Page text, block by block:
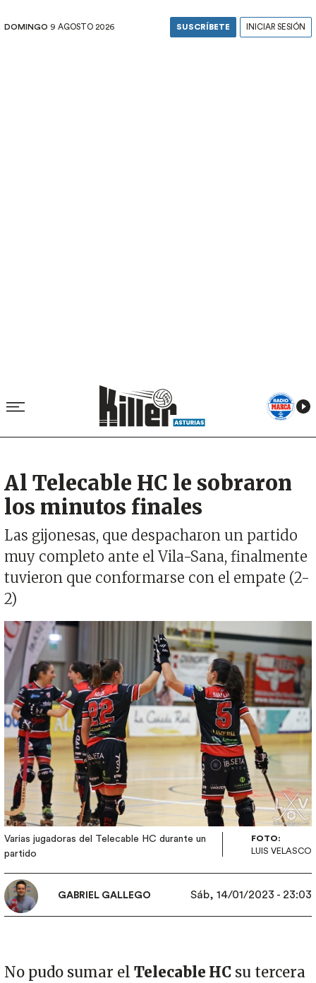
DOMINGO 9 AGOSTO 2026 SUSCRÍBETE INICIAR SESIÓN
Al Telecable HC le sobraron
los minutos finales
Las gijonesas, que despacharon un partido
muy completo ante el Vila-Sana, finalmente
tuvieron que conformarse con el empate (2-
2)
Imagen
Varias jugadoras del Telecable HC durante un
partido
FOTO:
LUIS VELASCO
GABRIEL GALLEGO Sáb, 14/01/2023 - 23:03
No pudo sumar el Telecable HC su tercera